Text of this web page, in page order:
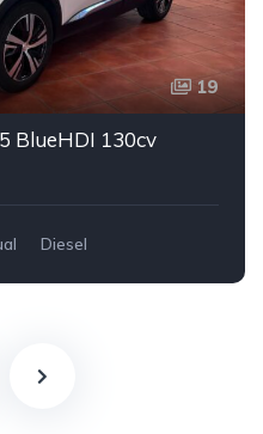
19
BlueHDI 130cv
Diesel